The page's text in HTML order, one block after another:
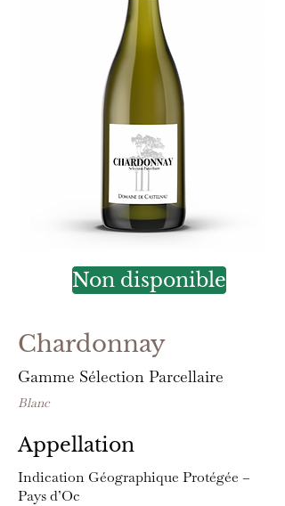
Non disponible
Chardonnay
Gamme Sélection Parcellaire
Blanc
Appellation
Indication Géographique Protégée –
Pays d’Oc